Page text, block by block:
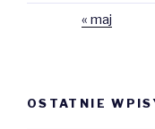
« maj
OSTATNIE